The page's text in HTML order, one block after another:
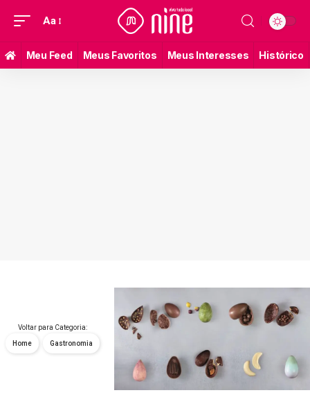
Aa
Meu Feed Meus Favoritos Meus Interesses Histórico
Voltar para Categoria:
Home Gastronomia